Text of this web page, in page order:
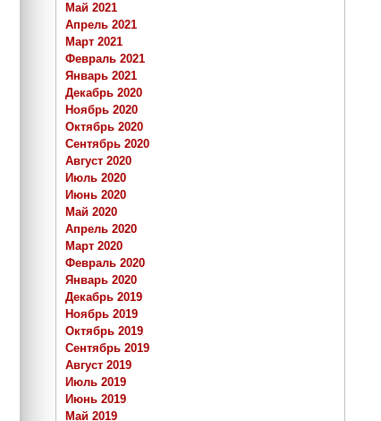
Май 2021
Апрель 2021
Март 2021
Февраль 2021
Январь 2021
Декабрь 2020
Ноябрь 2020
Октябрь 2020
Сентябрь 2020
Август 2020
Июль 2020
Июнь 2020
Май 2020
Апрель 2020
Март 2020
Февраль 2020
Январь 2020
Декабрь 2019
Ноябрь 2019
Октябрь 2019
Сентябрь 2019
Август 2019
Июль 2019
Июнь 2019
Май 2019